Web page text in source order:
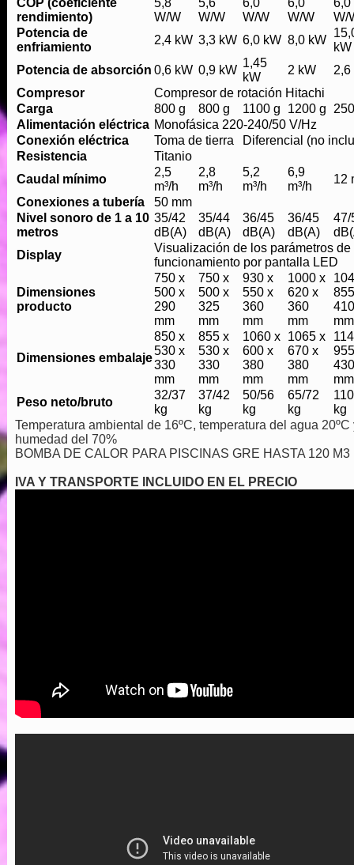
rendimiento)
W/W
W/W
W/W
W/W
W/
Potencia de
enfriamiento
2,4 kW 3,3 kW 6,0 kW 8,0 kW
kW
Potencia de absorción 0,6 kW 0,9 kW
1,45
kW
2 kW
2,6
Compresor
Compresor de rotación Hitachi
Carga
800 g 800 g 1100 g 1200 g
Alimentación eléctrica Monofásica 220-240/50 V/Hz
Conexión eléctrica
Toma de tierra
Diferencial (no
Resistencia
Titanio
Caudal mínimo
2,5
m³/h
2,8
m³/h
5,2
m³/h
6,9
m³/h
12
Conexiones a tubería
50 mm
Nivel sonoro de 1 a 10
metros
35/42
dB(A)
35/44
dB(A)
36/45
dB(A)
36/45
dB(A)
47/
Display
Visualización de los parámetros de
funcionamiento por pantalla LED
Dimensiones
producto
750 x
500 x
290
mm
750 x
500 x
325
mm
930 x
550 x
360
mm
1000 x
620 x
360
mm
410
mm
Dimensiones embalaje
850 x
530 x
330
mm
855 x
530 x
330
mm
1060 x
600 x
380
mm
1065 x
670 x
380
mm
430
mm
Peso neto/bruto
32/37
kg
37/42
kg
50/56
kg
65/72
kg
kg
Temperatura ambiental de 16ºC, temperatura del agua 20ºC
humedad del 70%
BOMBA DE CALOR PARA PISCINAS GRE HASTA 120 M3
IVA Y TRANSPORTE INCLUIDO EN EL PRECIO